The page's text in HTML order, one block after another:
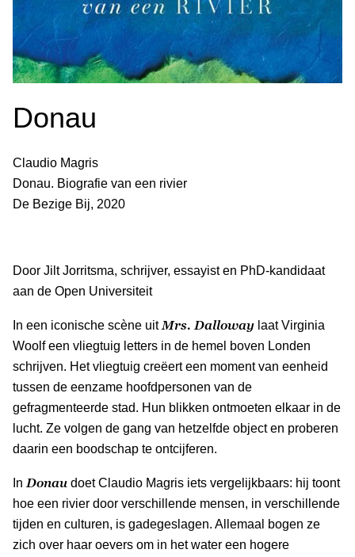
Donau
Claudio Magris
Donau. Biografie van een rivier
De Bezige Bij, 2020
Door Jilt Jorritsma, schrijver, essayist en PhD-kandidaat
aan de Open Universiteit
In een iconische scène uit Mrs. Dalloway laat Virginia
Woolf een vliegtuig letters in de hemel boven Londen
schrijven. Het vliegtuig creëert een moment van eenheid
tussen de eenzame hoofdpersonen van de
gefragmenteerde stad. Hun blikken ontmoeten elkaar in de
lucht. Ze volgen de gang van hetzelfde object en proberen
daarin een boodschap te ontcijferen.
In Donau doet Claudio Magris iets vergelijkbaars: hij toont
hoe een rivier door verschillende mensen, in verschillende
tijden en culturen, is gadegeslagen. Allemaal bogen ze
zich over haar oevers om in het water een hogere